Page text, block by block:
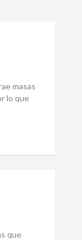
masas
lo que
que